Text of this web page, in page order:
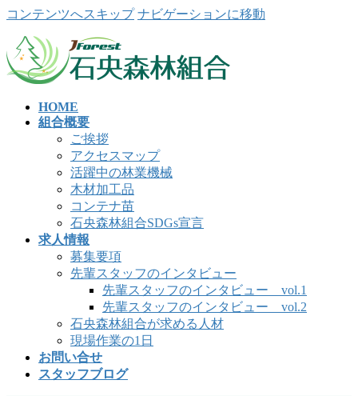
コンテンツへスキップ ナビゲーションに移動
HOME
組合概要
ご挨拶
アクセスマップ
活躍中の林業機械
木材加工品
コンテナ苗
石央森林組合SDGs宣言
求人情報
募集要項
先輩スタッフのインタビュー
先輩スタッフのインタビュー vol.1
先輩スタッフのインタビュー vol.2
石央森林組合が求める人材
現場作業の1日
お問い合せ
スタッフブログ